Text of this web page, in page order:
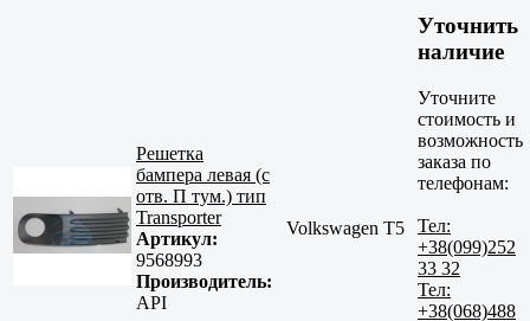
Решетка
бампера левая (с
отв. П тум.) тип
Transporter
Артикул:
9568993
Производитель:
API
Volkswagen T5
Уточнить
наличие
Уточните
стоимость и
возможность
заказа по
телефонам:
Тел:
+38(099)252
33 32
Тел:
+38(068)488